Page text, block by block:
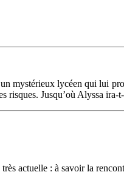
mystérieux lycéen qui lui
risques. Jusqu’où Alyssa
actuelle : à savoir la